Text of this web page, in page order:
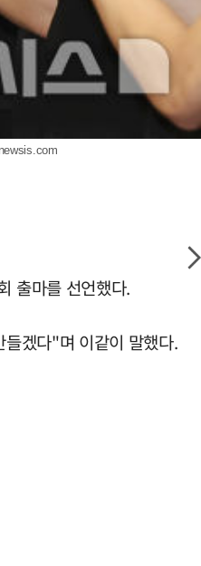
출마를 선언했다.
겠다"며 이같이 말했다.